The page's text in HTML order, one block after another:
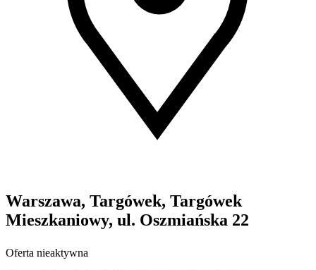
Warszawa, Targówek, Targówek
Mieszkaniowy, ul. Oszmiańska 22
Oferta nieaktywna